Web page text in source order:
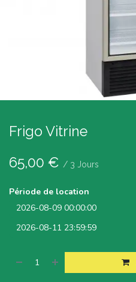
Frigo Vitrine
65,00 € / 3 Jours
Période de location